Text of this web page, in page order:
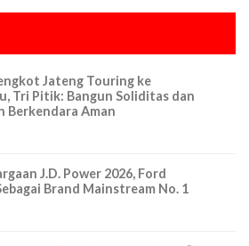
Jateng Touring ke
Tri Pitik: Bangun Soliditas dan
Berkendara Aman
J.D. Power 2026, Ford
Brand Mainstream No. 1